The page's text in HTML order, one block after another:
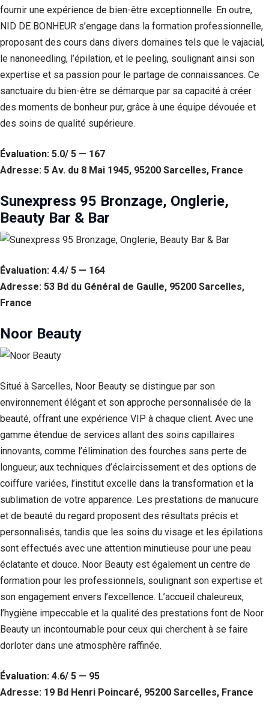
fournir une expérience de bien-être exceptionnelle. En outre,
NID DE BONHEUR s’engage dans la formation professionnelle,
proposant des cours dans divers domaines tels que le vajacial,
le nanoneedling, l’épilation, et le peeling, soulignant ainsi son
expertise et sa passion pour le partage de connaissances. Ce
sanctuaire du bien-être se démarque par sa capacité à créer
des moments de bonheur pur, grâce à une équipe dévouée et
des soins de qualité supérieure.
Évaluation: 5.0/ 5 — 167
Adresse: 5 Av. du 8 Mai 1945, 95200 Sarcelles, France
Sunexpress 95 Bronzage, Onglerie,
Beauty Bar & Bar
Évaluation: 4.4/ 5 — 164
Adresse: 53 Bd du Général de Gaulle, 95200 Sarcelles,
France
Noor Beauty
Situé à Sarcelles, Noor Beauty se distingue par son
environnement élégant et son approche personnalisée de la
beauté, offrant une expérience VIP à chaque client. Avec une
gamme étendue de services allant des soins capillaires
innovants, comme l’élimination des fourches sans perte de
longueur, aux techniques d’éclaircissement et des options de
coiffure variées, l’institut excelle dans la transformation et la
sublimation de votre apparence. Les prestations de manucure
et de beauté du regard proposent des résultats précis et
personnalisés, tandis que les soins du visage et les épilations
sont effectués avec une attention minutieuse pour une peau
éclatante et douce. Noor Beauty est également un centre de
formation pour les professionnels, soulignant son expertise et
son engagement envers l’excellence. L’accueil chaleureux,
l’hygiène impeccable et la qualité des prestations font de Noor
Beauty un incontournable pour ceux qui cherchent à se faire
dorloter dans une atmosphère raffinée.
Évaluation: 4.6/ 5 — 95
Adresse: 19 Bd Henri Poincaré, 95200 Sarcelles, France
Nécessaire
Ces cookies ne
sont
nécessaires au
fonctionnement
du site Web.
Statistiques
Afin que
nous
puissions
fonctionnalité
et la structure
en fonction
de la façon
dont le site
Web est
utilisé.
Experience
Afin que notre
fonctionne
possible lors